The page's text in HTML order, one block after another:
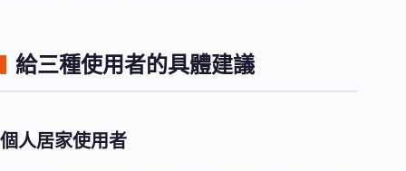
給三種使用者的具體建議
個人居家使用者